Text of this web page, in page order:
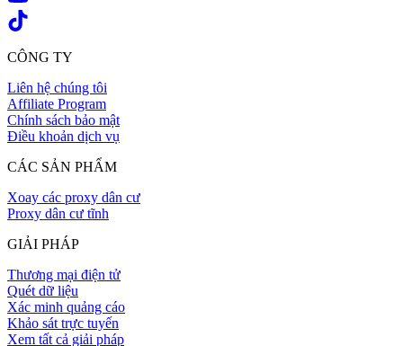
CÔNG TY
Liên hệ chúng tôi
Affiliate Program
Chính sách bảo mật
Điều khoản dịch vụ
CÁC SẢN PHẨM
Xoay các proxy dân cư
Proxy dân cư tĩnh
GIẢI PHÁP
Thương mại điện tử
Quét dữ liệu
Xác minh quảng cáo
Khảo sát trực tuyến
Xem tất cả giải pháp